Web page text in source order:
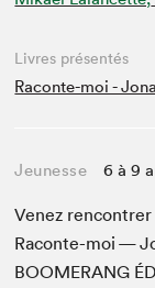
Livres présentés
Raconte-moi -
Jeunesse 6 à 9
Venez
Racon­te-moi —
BOOMERANG